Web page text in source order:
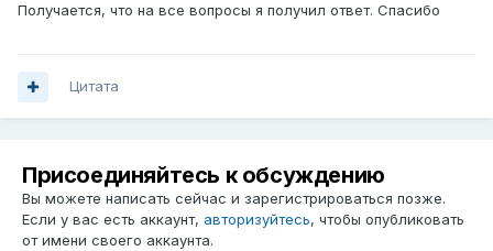
Получается, что на все вопросы я получил ответ. Спасибо
Цитата
Присоединяйтесь к обсуждению
Вы можете написать сейчас и зарегистрироваться позже.
Если у вас есть аккаунт, авторизуйтесь, чтобы опубликовать
от имени своего аккаунта.